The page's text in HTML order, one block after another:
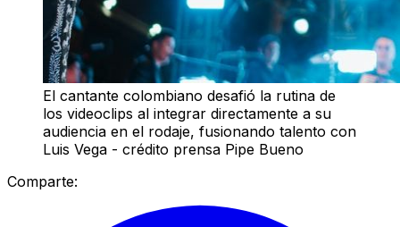
El cantante colombiano desafió la rutina de
los videoclips al integrar directamente a su
audiencia en el rodaje, fusionando talento con
Luis Vega - crédito prensa Pipe Bueno
Comparte: